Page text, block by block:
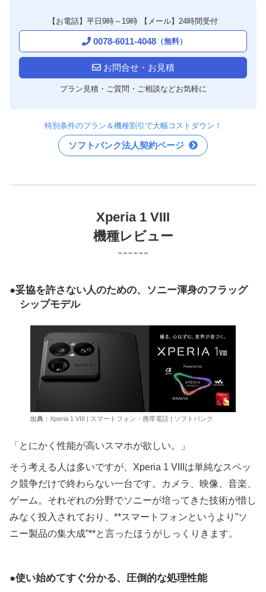
【お電話】平日9時～19時 【メール】24時間受付
0078-6011-4048（無料）
お問合せ・お見積
プラン見積・ご質問・ご相談などお気軽に
特別条件のプラン＆機種割引で大幅コストダウン！
ソフトバンク法人契約ページ
Xperia 1 VIII
機種レビュー
妥協を許さない人のための、ソニー渾身のフラッグ
シップモデル
出典： Xperia 1 VIII | スマートフォン・携帯電話 | ソフトバンク
「とにかく性能が高いスマホが欲しい。」
そう考える人は多いですが、Xperia 1 VIIIは単純なスペッ
ク競争だけで終わらない一台です。カメラ、映像、音楽、
ゲーム。それぞれの分野でソニーが培ってきた技術が惜し
みなく投入されており、**スマートフォンというより”ソ
ニー製品の集大成”**と言ったほうがしっくりきます。
使い始めてすぐ分かる、圧倒的な処理性能